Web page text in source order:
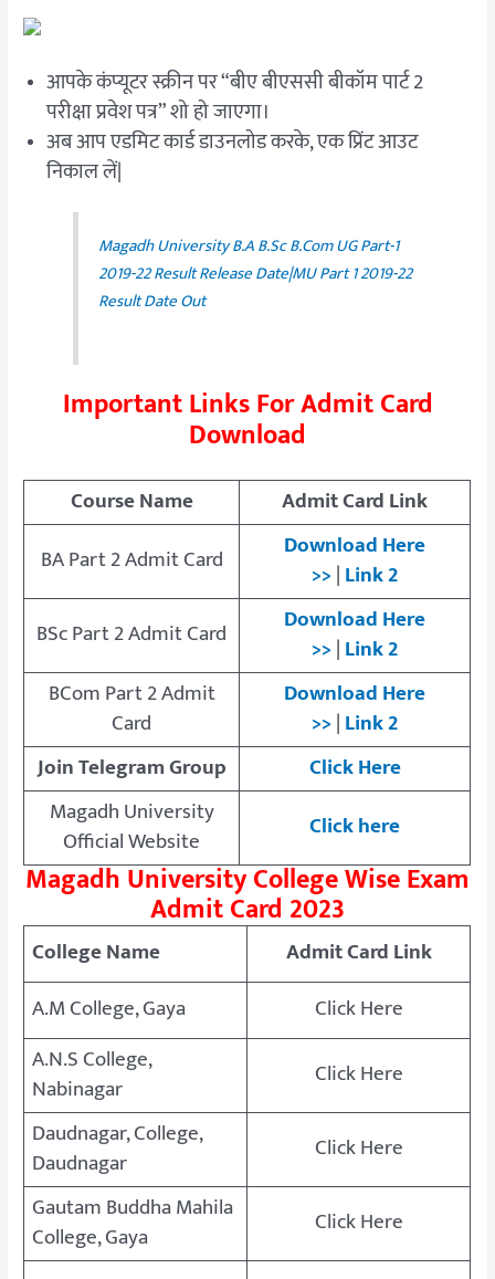
आपके कंप्यूटर स्क्रीन पर “बीए बीएससी बीकॉम पार्ट 2
परीक्षा प्रवेश पत्र” शो हो जाएगा।
अब आप एडमिट कार्ड डाउनलोड करके, एक प्रिंट आउट
निकाल लें|
Magadh University B.A B.Sc B.Com UG Part-1
2019-22 Result Release Date|MU Part 1 2019-22
Result Date Out
Important Links For Admit Card
Download
Course Name
Admit Card Link
BA Part 2 Admit Card
Download Here
>>|Link 2
BSc Part 2 Admit Card
Download Here
>>|Link 2
BCom Part 2 Admit
Card
Download Here
>>|Link 2
Join Telegram Group
Click Here
Magadh University
Official Website
Click here
Magadh University College Wise Exam
Admit Card 2023
College Name
Admit Card Link
A.M College, Gaya
Click Here
A.N.S College,
Nabinagar
Click Here
Daudnagar, College,
Daudnagar
Click Here
Gautam Buddha Mahila
College, Gaya
Click Here